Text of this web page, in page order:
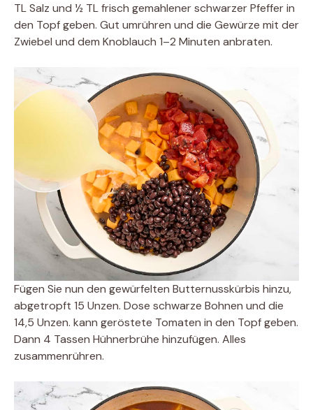
TL Salz und ½ TL frisch gemahlener schwarzer Pfeffer in
den Topf geben. Gut umrühren und die Gewürze mit der
Zwiebel und dem Knoblauch 1–2 Minuten anbraten.
Fügen Sie nun den gewürfelten Butternusskürbis hinzu,
abgetropft 15 Unzen. Dose schwarze Bohnen und die
14,5 Unzen. kann geröstete Tomaten in den Topf geben.
Dann 4 Tassen Hühnerbrühe hinzufügen. Alles
zusammenrühren.